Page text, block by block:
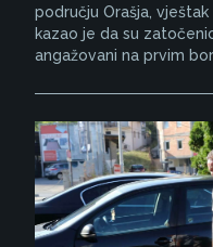
području Orašja,
kazao je da su
angažovani na prvim